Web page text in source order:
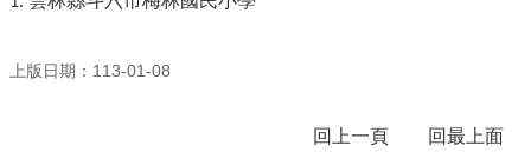
程
上版日期：113-01-08
回上一頁 回最上面